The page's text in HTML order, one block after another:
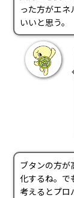
った方がエ
いいと思う。
ブタンの方が
化するね。で
考えるとプ